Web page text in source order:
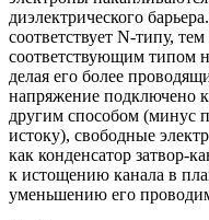
диэлектрического
соответствует N-типу,
соответствующим типом
делая его более
напряжение подключено
другим способом (минус
истоку), свободные
как конденсатор затвор-
к истощению канала в
уменьшению его